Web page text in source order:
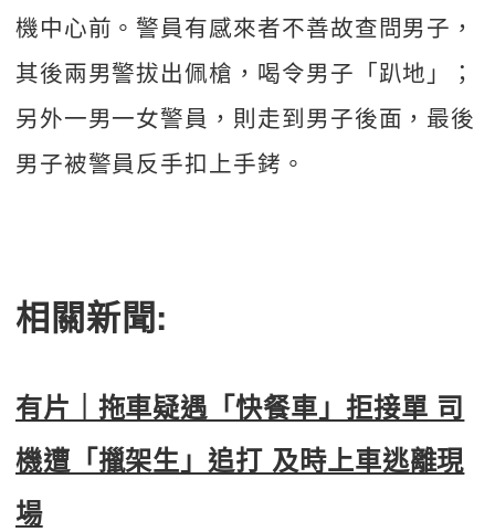
機中心前。警員有感來者不善故查問男子，
其後兩男警拔出佩槍，喝令男子「趴地」；
另外一男一女警員，則走到男子後面，最後
男子被警員反手扣上手銬。
相關新聞:
有片｜拖車疑遇「快餐車」拒接單 司
機遭「擸架生」追打 及時上車逃離現
場